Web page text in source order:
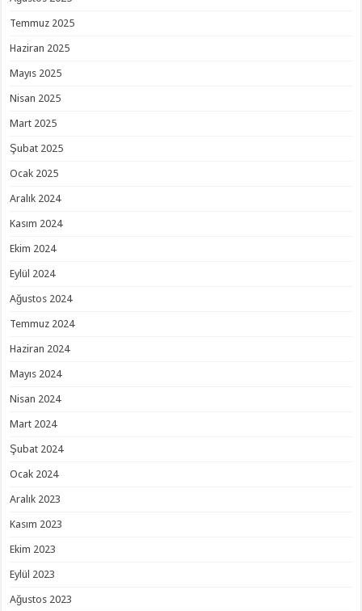
Temmuz 2025
Haziran 2025
Mayıs 2025
Nisan 2025
Mart 2025
Şubat 2025
Ocak 2025
Aralık 2024
Kasım 2024
Ekim 2024
Eylül 2024
Ağustos 2024
Temmuz 2024
Haziran 2024
Mayıs 2024
Nisan 2024
Mart 2024
Şubat 2024
Ocak 2024
Aralık 2023
Kasım 2023
Ekim 2023
Eylül 2023
Ağustos 2023